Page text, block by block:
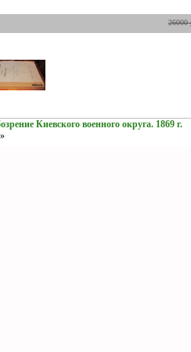
26000
Киевского военного округа. 1869 г.
»